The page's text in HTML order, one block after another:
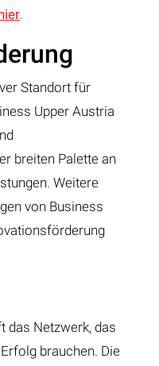
.
Standort für
Upper Austria
breiten Palette an
Weitere
von Business
das Netzwerk, das
brauchen. Die